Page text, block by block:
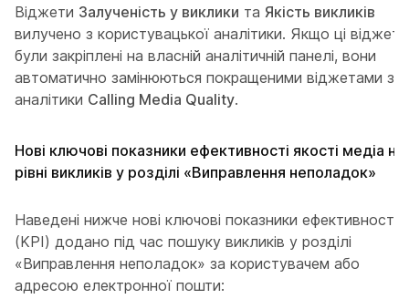
Віджети Залученість у виклики та Якість викликів
вилучено з користувацької аналітики. Якщо ці віджети
були закріплені на власній аналітичній панелі, вони
автоматично замінюються покращеними віджетами з
аналітики Calling Media Quality.
Нові ключові показники ефективності якості медіа на
рівні викликів у розділі «Виправлення неполадок»
Наведені нижче нові ключові показники ефективності
(KPI) додано під час пошуку викликів у розділі
«Виправлення неполадок» за користувачем або
адресою електронної пошти: